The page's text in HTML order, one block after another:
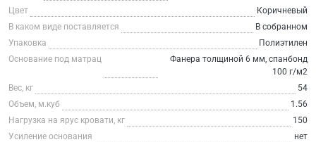
Цвет
Коричневый
В каком виде поставляется
В собранном
Упаковка
Полиэтилен
Основание под матрац
Фанера толщиной 6 мм, спанбонд
100 г/м2
Вес, кг
54
Объем, м.куб
1.56
Нагрузка на ярус кровати, кг
150
Усиление основания
нет